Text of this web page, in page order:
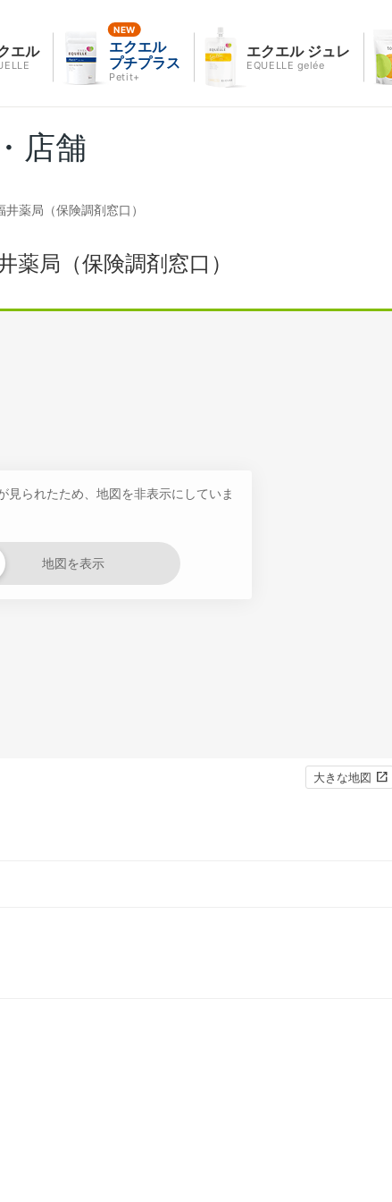
エル
エクエル
プチプラス
Petit+
エクエル ジュレ
EQUELLE gelée
店舗
薬局（保険調剤窓口）
薬局（保険調剤窓口）
見られたため、地図を非表示にしていま
地図を表示
大きな地図